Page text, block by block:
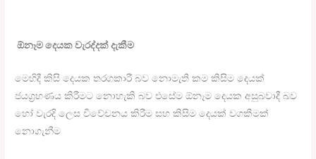
ඕනෑමදෙයකවැරද්දක්දැකීම
මෙහිදී කිසි දෙයක තරගකාරී බව නොමැති කම කිසිම දෙයක්
ජයග්‍රහණය කිරීමට නොහැකි බව එසේම ඕනෑම දෙයක අසුබවාදී බව
හෝ වැරදි ලෙස විවේචනය කිරීම සහ කිසිම දෙයක් වගකීමක්
නොගැනීම